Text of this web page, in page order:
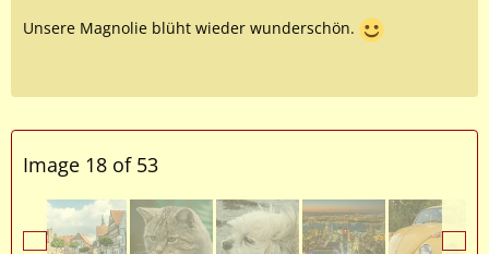
Unsere Magnolie blüht wieder wunderschön.
Image 18 of 53